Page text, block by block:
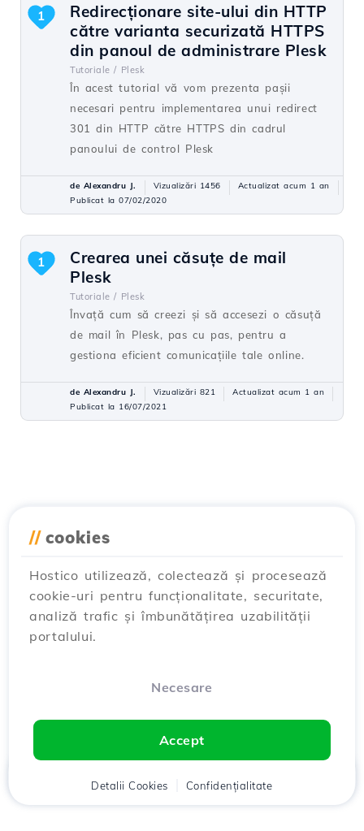
Redirecționare site-ului din HTTP
către varianta securizată HTTPS
din panoul de administrare Plesk
Tutoriale / Plesk
În acest tutorial vă vom prezenta pașii
necesari pentru implementarea unui redirect
301 din HTTP către HTTPS din cadrul
panoului de control Plesk
1
de Alexandru J. Vizualizări 1456
Actualizat acum 1 an
Publicat la 07/02/2020
Crearea unei căsuțe de mail
Plesk
Tutoriale / Plesk
Învață cum să creezi și să accesezi o căsuță
de mail în Plesk, pas cu pas, pentru a
gestiona eficient comunicațiile tale online.
1
de Alexandru J. Vizualizări 821
Actualizat acum 1 an
Publicat la 16/07/2021
// cookies
Hostico utilizează, colectează și procesează
cookie-uri pentru funcționalitate, securitate,
analiză trafic și îmbunătățirea uzabilității
portalului.
Necesare
Accept
Detalii Cookies Confidențialitate
Client Coș Chat